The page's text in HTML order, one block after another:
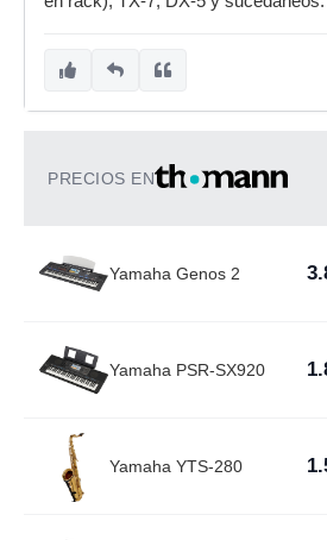
PRECIOS EN
Yamaha Genos 2
Yamaha PSR-SX920
Yamaha YTS-280